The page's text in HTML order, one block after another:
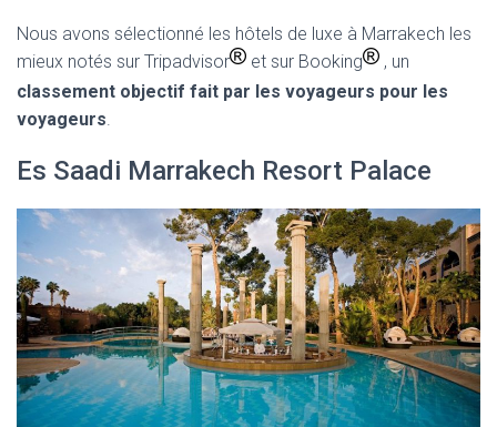
Nous avons sélectionné les hôtels de luxe à Marrakech les
mieux notés sur Tripadvisor
et sur Booking
, un
classement objectif fait par les voyageurs pour les
voyageurs.
Es Saadi Marrakech Resort Palace